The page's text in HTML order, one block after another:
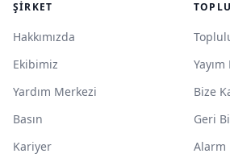
ŞIRKET
Hakkımızda
Ekibimiz
Yardım Merkezi
Basın
Kariyer
Bize
Geri
Alarm